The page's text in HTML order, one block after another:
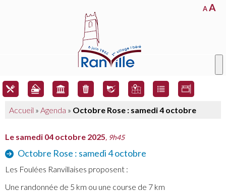
AA
Accueil » Agenda » Octobre Rose : samedi 4 octobre
Le samedi 04 octobre 2025, 9h45
Octobre Rose : samedi 4 octobre
Les Foulées Ranvillaises proposent :
Une randonnée de 5 km ou une course de 7 km